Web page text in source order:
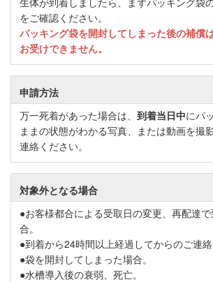
をご確認ください。
パッキング袋を開封してしまった後の補償
お受けできません。
申請方法
万一死着があった場合は、 到着当日中にパ
ままの状態がわかる写真、または動画を撮
連絡ください。
対象外となる場合
●お客様都合による受取日の変更、再配達
合。
●到着から24時間以上経過してからのご連絡
●袋を開封してしまった場合。
●水槽導入後の衰弱、死亡。